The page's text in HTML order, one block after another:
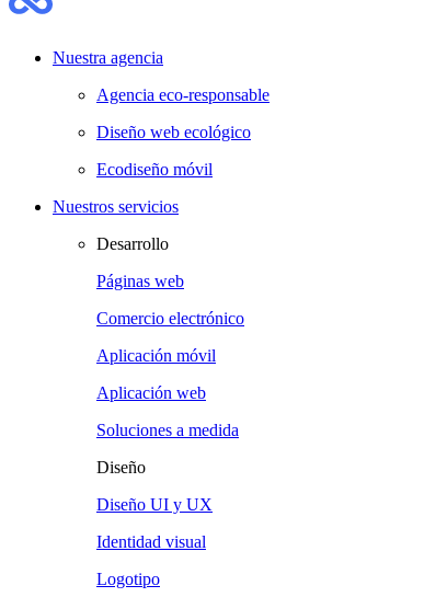
Nuestra agencia
Agencia eco-responsable
Diseño web ecológico
Ecodiseño móvil
Nuestros servicios
Desarrollo
Páginas web
Comercio electrónico
Aplicación móvil
Aplicación web
Soluciones a medida
Diseño
Diseño UI y UX
Identidad visual
Logotipo